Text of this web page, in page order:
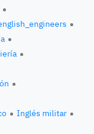
Inglés militar